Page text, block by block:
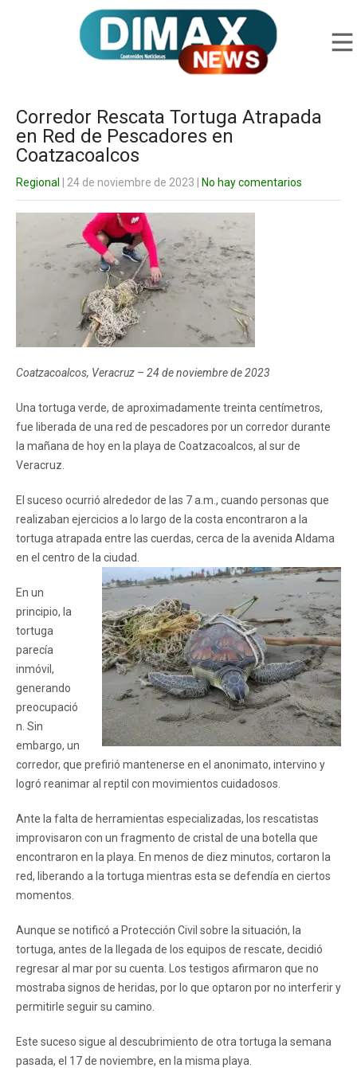
Corredor Rescata Tortuga Atrapada
en Red de Pescadores en
Coatzacoalcos
Regional | 24 de noviembre de 2023 No hay comentarios
Coatzacoalcos, Veracruz – 24 de noviembre de 2023
Una tortuga verde, de aproximadamente treinta centímetros,
fue liberada de una red de pescadores por un corredor durante
la mañana de hoy en la playa de Coatzacoalcos, al sur de
Veracruz.
El suceso ocurrió alrededor de las 7 a.m., cuando personas que
realizaban ejercicios a lo largo de la costa encontraron a la
tortuga atrapada entre las cuerdas, cerca de la avenida Aldama
en el centro de la ciudad.
En un
principio, la
tortuga
parecía
inmóvil,
generando
preocupació
n. Sin
embargo, un
corredor, que prefirió mantenerse en el anonimato, intervino y
logró reanimar al reptil con movimientos cuidadosos.
Ante la falta de herramientas especializadas, los rescatistas
improvisaron con un fragmento de cristal de una botella que
encontraron en la playa. En menos de diez minutos, cortaron la
red, liberando a la tortuga mientras esta se defendía en ciertos
momentos.
Aunque se notificó a Protección Civil sobre la situación, la
tortuga, antes de la llegada de los equipos de rescate, decidió
regresar al mar por su cuenta. Los testigos afirmaron que no
mostraba signos de heridas, por lo que optaron por no interferir y
permitirle seguir su camino.
Este suceso sigue al descubrimiento de otra tortuga la semana
pasada, el 17 de noviembre, en la misma playa.